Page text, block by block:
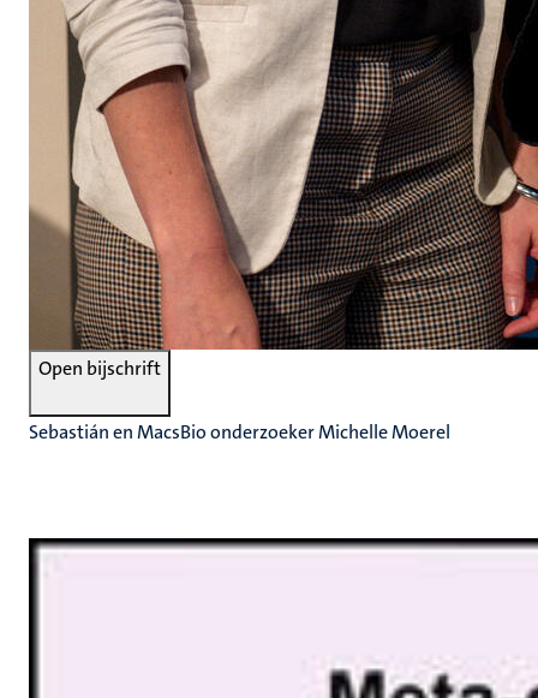
Open bijschrift
Sebastián en MacsBio onderzoeker Michelle Moerel